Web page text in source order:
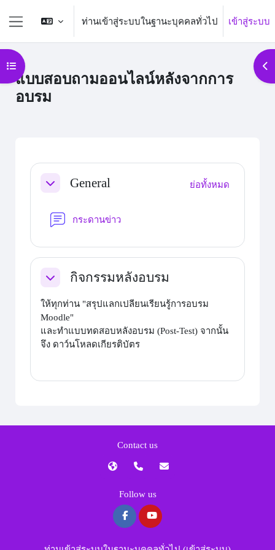
ข้ามไปที่เนื้อหาหลัก
ท่านเข้าสู่ระบบในฐานะบุคคลทั่วไป เข้าสู่ระบบ
แบบสอบถามออนไลน์หลังจากการ
อบรม
Open course index
Section outline
ย่อ General ย่อทั้งหมด
กระดานข่าว
ย่อ กิจกรรมหลังอบรม
ให้ทุกท่าน "สรุปแลกเปลียนเรียนรู้การอบรม
Moodle"
และทำแบบทดสอบหลังอบรม (Post-Test) จากนั้น
จึง ดาว์นโหลดเกียรติบัตร
Contact us
Follow us